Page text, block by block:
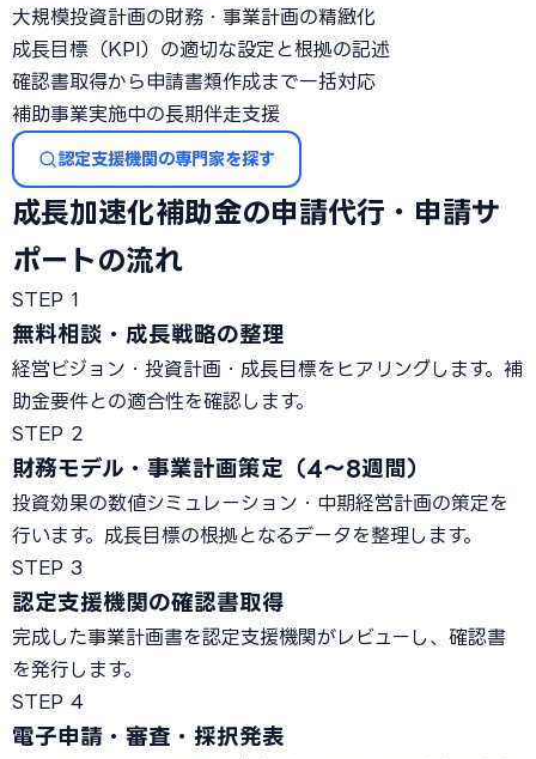
大規模投資計画の財務・事業計画の精緻化
成長目標（KPI）の適切な設定と根拠の記述
確認書取得から申請書類作成まで一括対応
補助事業実施中の長期伴走支援
認定支援機関の専門家を探す
成長加速化補助金の申請代行・申請サ
ポートの流れ
STEP 1
無料相談・成長戦略の整理
経営ビジョン・投資計画・成長目標をヒアリングします。補
助金要件との適合性を確認します。
STEP 2
財務モデル・事業計画策定（4〜8週間）
投資効果の数値シミュレーション・中期経営計画の策定を
行います。成長目標の根拠となるデータを整理します。
STEP 3
認定支援機関の確認書取得
完成した事業計画書を認定支援機関がレビューし、確認書
を発行します。
STEP 4
電子申請・審査・採択発表